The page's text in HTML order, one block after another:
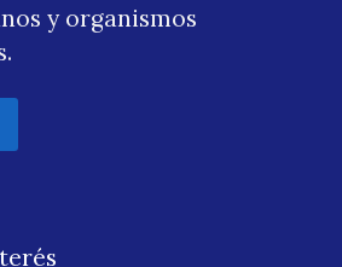
y organismos